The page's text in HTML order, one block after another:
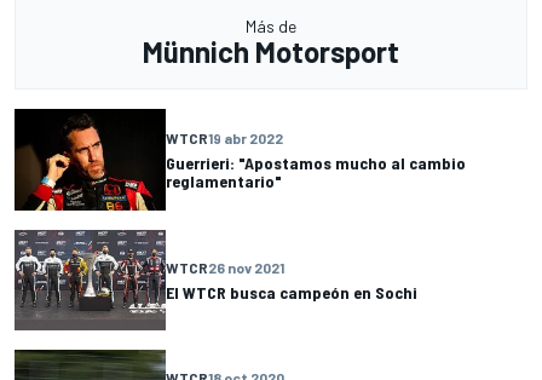
Más de
Münnich Motorsport
WTCR19 abr 2022
Guerrieri: "Apostamos mucho al cambio
reglamentario"
WTCR26 nov 2021
El WTCR busca campeón en Sochi